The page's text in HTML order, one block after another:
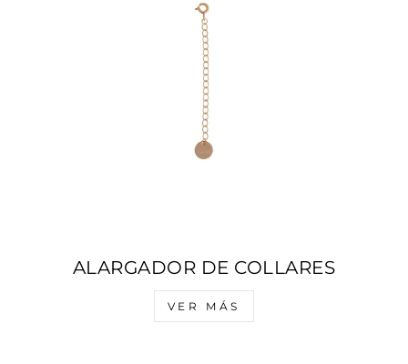
ALARGADOR DE COLLARES
VER MÁS